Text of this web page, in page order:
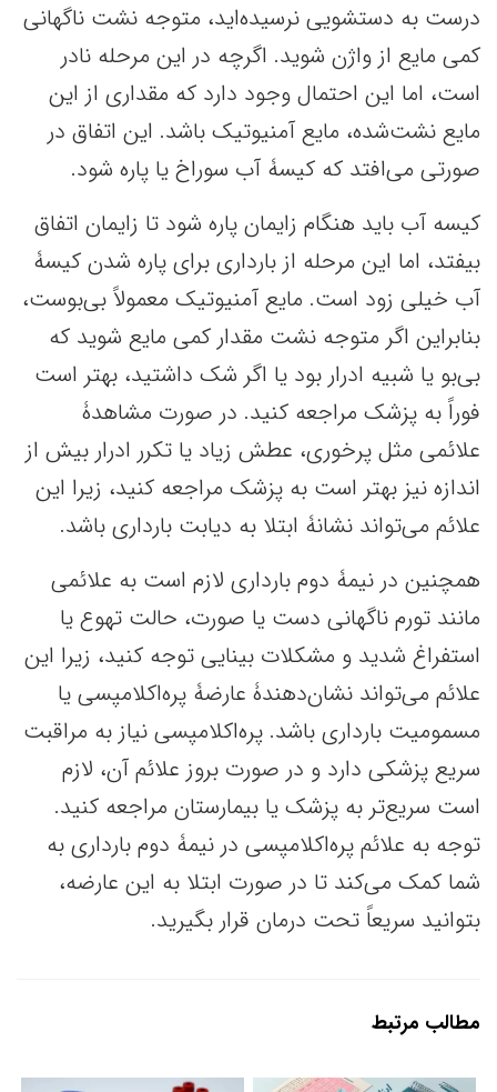
درست به دستشویی نرسیده‌اید، متوجه نشت ناگهانی
کمی مایع از واژن شوید. اگرچه در این مرحله نادر
است، اما این احتمال وجود دارد که مقداری از این
مایع نشت‌شده، مایع آمنیوتیک باشد. این اتفاق در
صورتی می‌افتد که کیسۀ آب سوراخ یا پاره شود.
کیسه آب باید هنگام زایمان پاره شود تا زایمان اتفاق
بیفتد، اما این مرحله از بارداری برای پاره شدن کیسۀ
آب خیلی زود است. مایع آمنیوتیک معمولاً بی‌بوست،
بنابراین اگر متوجه نشت مقدار کمی مایع شوید که
بی‌بو یا شبیه ادرار بود یا اگر شک داشتید، بهتر است
فوراً به پزشک مراجعه کنید. در صورت مشاهدۀ
علائمی مثل پرخوری، عطش زیاد یا تکرر ادرار بیش از
اندازه نیز بهتر است به پزشک مراجعه کنید، زیرا این
علائم می‌تواند نشانۀ ابتلا به دیابت بارداری باشد.
همچنین در نیمۀ دوم بارداری لازم است به علائمی
مانند تورم ناگهانی دست یا صورت، حالت تهوع یا
استفراغ شدید و مشکلات بینایی توجه کنید، زیرا این
علائم می‌تواند نشان‌دهندۀ عارضۀ پره‌اکلامپسی یا
مسمومیت بارداری باشد. پره‌اکلامپسی نیاز به مراقبت
سریع پزشکی دارد و در صورت بروز علائم آن، لازم
است سریع‌تر به پزشک یا بیمارستان مراجعه کنید.
توجه به علائم پره‌اکلامپسی در نیمۀ دوم بارداری به
شما کمک می‌کند تا در صورت ابتلا به این عارضه،
بتوانید سریعاً تحت درمان قرار بگیرید.
مطالب مرتبط